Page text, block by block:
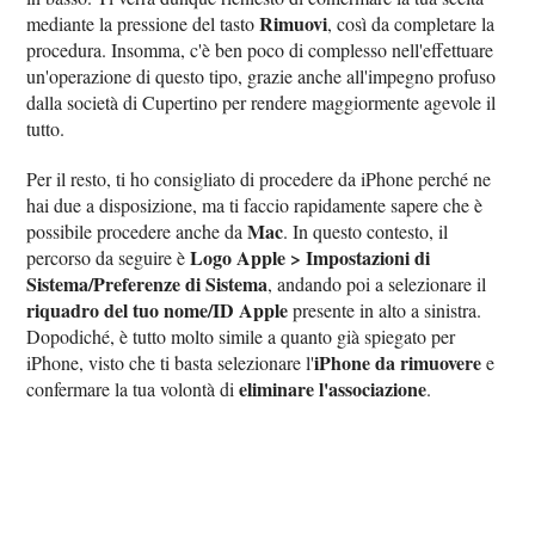
mediante la pressione del tastoRimuovi, così da completare la
procedura. Insomma, c'è ben poco di complesso nell'effettuare
un'operazione di questo tipo, grazie anche all'impegno profuso
dalla società di Cupertino per rendere maggiormente agevole il
tutto.
Per il resto, ti ho consigliato di procedere da iPhone perché ne
hai due a disposizione, ma ti faccio rapidamente sapere che è
possibile procedere anche daMac. In questo contesto, il
percorso da seguire èLogo Apple > Impostazioni di
Sistema/Preferenze di Sistema, andando poi a selezionare il
riquadro del tuo nome/ID Applepresente in alto a sinistra.
Dopodiché, è tutto molto simile a quanto già spiegato per
iPhone, visto che ti basta selezionare l'iPhone da rimuoveree
confermare la tua volontà dieliminare l'associazione.